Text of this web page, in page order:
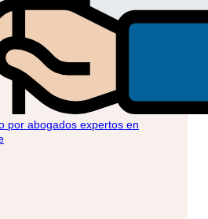
por abogados expertos en